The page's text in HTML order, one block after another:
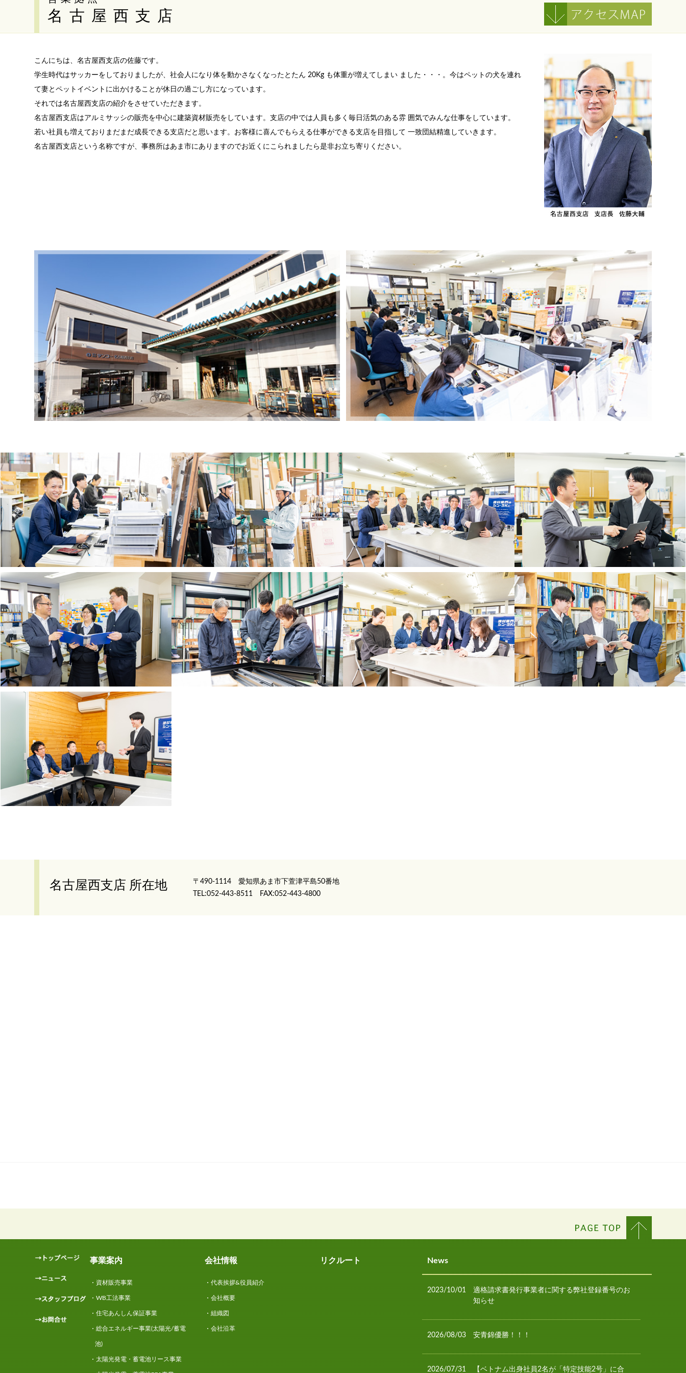
名古屋西支店
こんにちは、名古屋西支店の佐藤です。
学生時代はサッカーをしておりましたが、社会人になり体を動かさなくなったとたん 20Kg も体重が増えてしまい ました・・・。今はペットの犬を連れ
て妻とペットイベントに出かけることが休日の過ごし方になっています。
それでは名古屋西支店の紹介をさせていただきます。
名古屋西支店はアルミサッシの販売を中心に建築資材販売をしています。支店の中では人員も多く毎日活気のある雰 囲気でみんな仕事をしています。
若い社員も増えておりまだまだ成長できる支店だと思います。お客様に喜んでもらえる仕事ができる支店を目指して 一致団結精進していきます。
名古屋西支店という名称ですが、事務所はあま市にありますのでお近くにこられましたら是非お立ち寄りください。
名古屋西支店 所在地
〒490-1114 愛知県あま市下萱津平島50番地
TEL:052-443-8511 FAX:052-443-4800
事業案内
資材販売事業
WB工法事業
住宅あんしん保証事業
総合エネルギー事業(太陽光/蓄電
池)
太陽光発電・蓄電池リース事業
会社情報
代表挨拶&役員紹介
会社概要
組織図
会社沿革
リクルート News
2023/10/01
適格請求書発行事業者に関する弊社登録番号のお
知らせ
2026/08/03 安青錦優勝！！！
2026/07/31
【ベトナム出身社員2名が「特定技能2号」に合